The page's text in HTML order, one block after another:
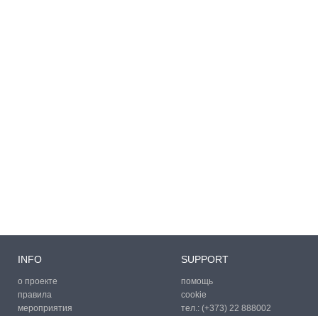
INFO
о проекте
правила
мероприятия
SUPPORT
помощь
cookie
тел.: (+373) 22 888002